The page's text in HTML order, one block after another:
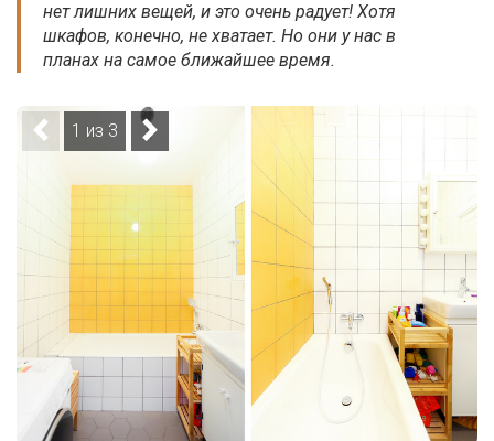
нет лишних вещей, и это очень радует! Хотя
шкафов, конечно, не хватает. Но они у нас в
планах на самое ближайшее время.
1 из 3